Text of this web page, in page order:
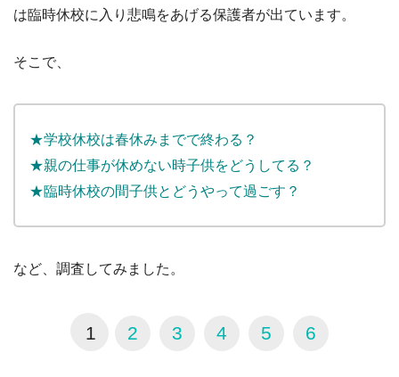
は臨時休校に入り悲鳴をあげる保護者が出ています。
そこで、
★学校休校は春休みまでで終わる？
★親の仕事が休めない時子供をどうしてる？
★臨時休校の間子供とどうやって過ごす？
など、調査してみました。
1 2 3 4 5 6